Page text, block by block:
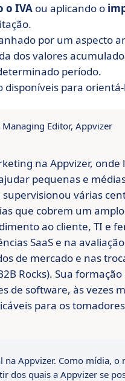
o IVA ou aplicando o
por um aspecto
dos valores
período.
disponíveis para
Editor, Appvizer
na Appvizer,
pequenas e
várias
que cobrem um
ao cliente, TI e
SaaS e na
de mercado e nas
Rocks). Sua
de software, às vezes
para os
na Appvizer. Como mídia,
dos quais a Appvizer se